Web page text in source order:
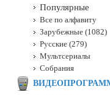
Популярные
Все по алфавиту
Зарубежные (1082)
Русские (279)
Мультсериалы
Собрания